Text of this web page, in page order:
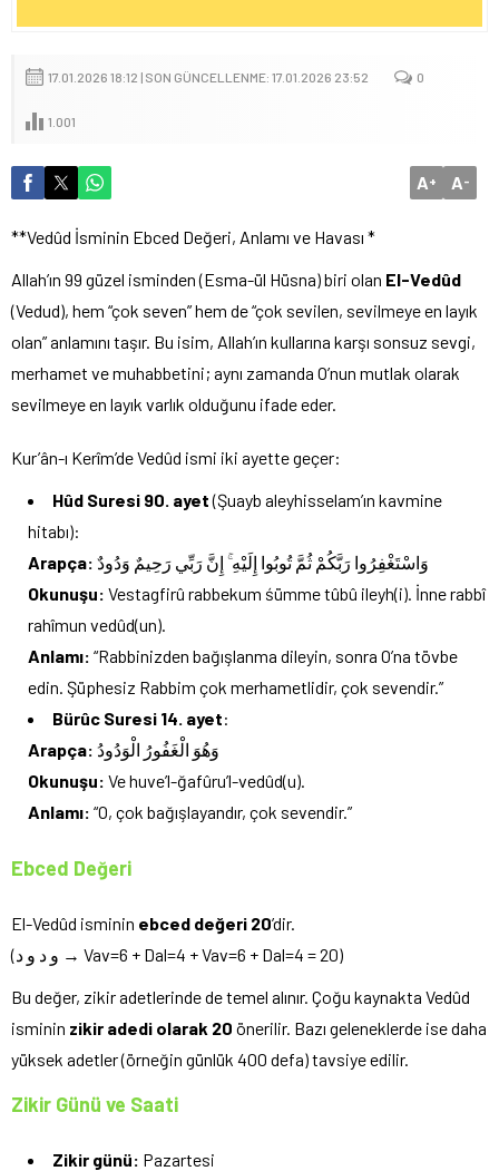
17.01.2026 18:12 | SON GÜNCELLENME: 17.01.2026 23:52 0
1.001
A+ A-
**Vedûd İsminin Ebced Değeri, Anlamı ve Havası *
Allah’ın 99 güzel isminden (Esma-ül Hüsna) biri olan El-Vedûd
(Vedud), hem “çok seven” hem de “çok sevilen, sevilmeye en layık
olan” anlamını taşır. Bu isim, Allah’ın kullarına karşı sonsuz sevgi,
merhamet ve muhabbetini; aynı zamanda O’nun mutlak olarak
sevilmeye en layık varlık olduğunu ifade eder.
Kur’ân-ı Kerîm’de Vedûd ismi iki ayette geçer:
Hûd Suresi 90. ayet(Şuayb aleyhisselam’ın kavmine
hitabı):
Arapça: وَاسْتَغْفِرُوا رَبَّكُمْ ثُمَّ تُوبُوا إِلَيْهِ ۚ إِنَّ رَبِّي رَحِيمٌ وَدُودٌ
Okunuşu: Vestagfirû rabbekum śümme tûbû ileyh(i). İnne rabbî
rahîmun vedûd(un).
Anlamı: “Rabbinizden bağışlanma dileyin, sonra O’na tövbe
edin. Şüphesiz Rabbim çok merhametlidir, çok sevendir.”
Bürûc Suresi 14. ayet:
Arapça: وَهُوَ الْغَفُورُ الْوَدُودُ
Okunuşu: Ve huve’l-ğafûru’l-vedûd(u).
Anlamı: “O, çok bağışlayandır, çok sevendir.”
Ebced Değeri
El-Vedûd isminin ebced değeri 20’dir.
(و د و د → Vav=6 + Dal=4 + Vav=6 + Dal=4 = 20)
Bu değer, zikir adetlerinde de temel alınır. Çoğu kaynakta Vedûd
isminin zikir adedi olarak 20 önerilir. Bazı geleneklerde ise daha
yüksek adetler (örneğin günlük 400 defa) tavsiye edilir.
Zikir Günü ve Saati
Zikir günü: Pazartesi